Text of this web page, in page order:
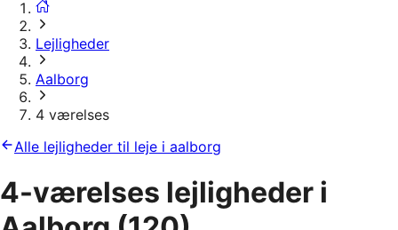
Lejligheder
Aalborg
4 værelses
Alle lejligheder til leje i aalborg
4-værelses lejligheder i